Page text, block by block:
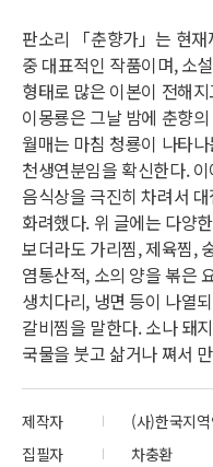
판소리 「춘향가」는 현
중 대표적인 작품이며, 소
형태로 많은 이본이 전해
이몽룡은 그날 밤에 춘향
월매는 마침 청룡이 나타
천생연분임을 확신한다.
음식상을 극진히 차려서
화려했다. 위 글에는 다양
보더라도 가리찜, 제육찜,
염통산적, 소의 양을 볶은
생치다리, 냉면 등이 나열
갈비찜을 말한다. 소나 돼
국물을 붓고 삶거나 쪄서
제작자
(사)한국지
집필자
차충환